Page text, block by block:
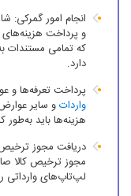
انجام امور گمرکی:
و پرداخت
که تمامی مستندات
دارد.
پرداخت تعرفه‌ها و
وارداتو سایر
هزینه‌ها باید
دریافت مجوز
مجوز ترخیص کالا
لپ‌تاپ‌های وارداتی